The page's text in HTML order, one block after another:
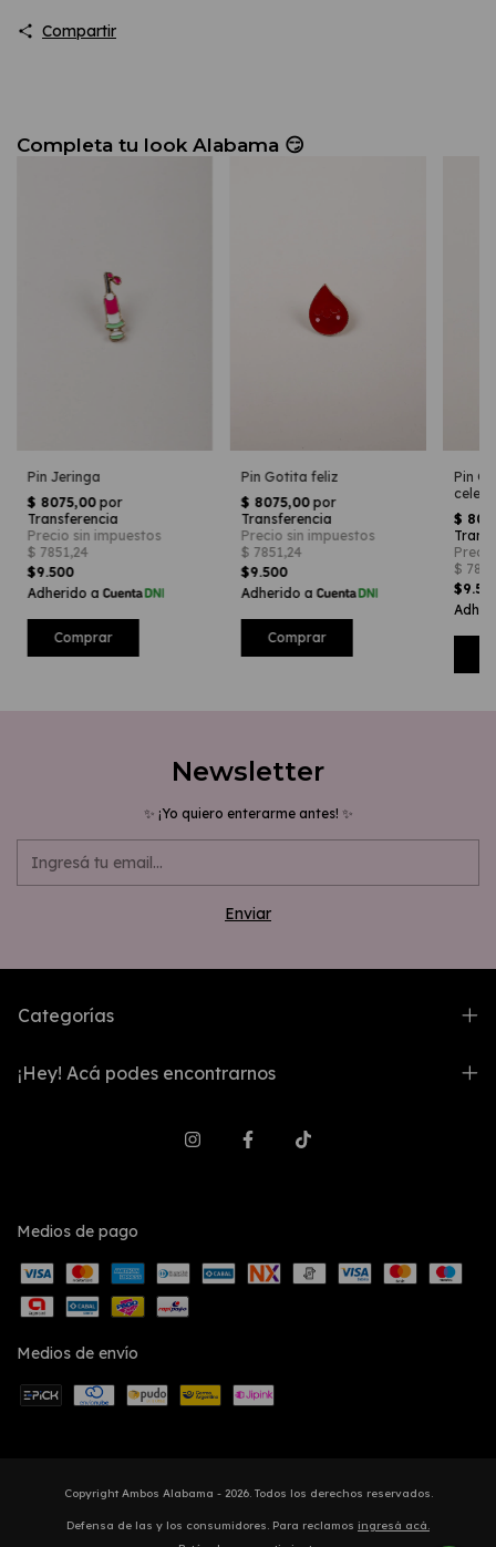
Compartir
Pin Jeringa
$9.500
Pin Gotita feliz
$9.500
Pin
Newsletter
✨ ¡Yo quiero enterarme antes! ✨
Categorías
¡Hey! Acá podes encontrarnos
Medios de pago
Medios de envío
Copyright Ambos Alabama - 2026. Todos los derechos reservados.
Defensa de las y los consumidores. Para reclamos ingresá acá.